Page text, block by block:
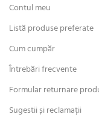
Contul meu
Listă produse preferate
Cum cumpăr
Întrebări frecvente
Formular returnare
Sugestii și reclamații